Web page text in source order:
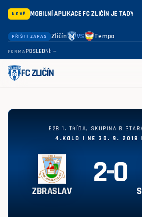
NOVÉ MOBILNÍ APLIKACE FC ZLIČÍN JE TADY
PŘÍŠTÍ ZÁPAS Zličín VS Tempo
FORMAPOSLEDNÍ: —
FC ZLIČÍN
Zbraslav - Slovan Bohnice 2:0
E2B 1. TŘÍDA, SKUPINA B
4.KOLO | NE 30. 9. 2018
ZBRASLAV 2-0